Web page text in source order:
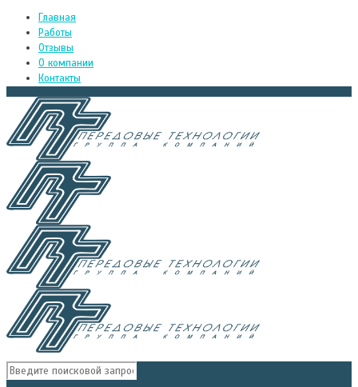
Главная
Работы
Отзывы
О компании
Контакты